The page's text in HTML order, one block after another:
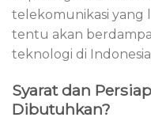
telekomunikasi yang
tentu akan
teknologi di
Syarat dan
Dibutuhkan?